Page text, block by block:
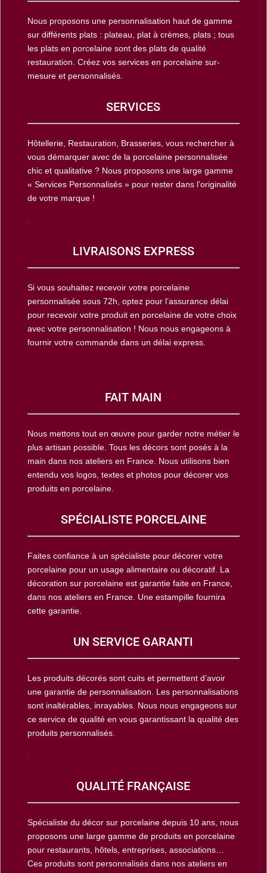
Nous proposons une personnalisation haut de gamme
sur différents plats : plateau, plat à crèmes, plats ; tous
les plats en porcelaine sont des plats de qualité
restauration. Créez vos services en porcelaine sur-
mesure et personnalisés.
SERVICES
Hôtellerie, Restauration, Brasseries, vous rechercher à
vous démarquer avec de la porcelaine personnalisée
chic et qualitative ? Nous proposons une large gamme
« Services Personnalisés » pour rester dans l’originalité
de votre marque !
LIVRAISONS EXPRESS
Si vous souhaitez recevoir votre porcelaine
personnalisée sous 72h, optez pour l’assurance délai
pour recevoir votre produit en porcelaine de votre choix
avec votre personnalisation ! Nous nous engageons à
fournir votre commande dans un délai express.
FAIT MAIN
Nous mettons tout en œuvre pour garder notre métier le
plus artisan possible. Tous les décors sont posés à la
main dans nos ateliers en France. Nous utilisons bien
entendu vos logos, textes et photos pour décorer vos
produits en porcelaine.
SPÉCIALISTE PORCELAINE
Faites confiance à un spécialiste pour décorer votre
porcelaine pour un usage alimentaire ou décoratif. La
décoration sur porcelaine est garantie faite en France,
dans nos ateliers en France. Une estampille fournira
cette garantie.
UN SERVICE GARANTI
Les produits décorés sont cuits et permettent d’avoir
une garantie de personnalisation. Les personnalisations
sont inaltérables, inrayables. Nous nous engageons sur
ce service de qualité en vous garantissant la qualité des
produits personnalisés.
QUALITÉ FRANÇAISE
Spécialiste du décor sur porcelaine depuis 10 ans, nous
proposons une large gamme de produits en porcelaine
pour restaurants, hôtels, entreprises, associations…
Ces produits sont personnalisés dans nos ateliers en